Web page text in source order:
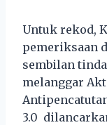
Untuk rekod,
pemeriksaan
sembilan
melanggar
3.0